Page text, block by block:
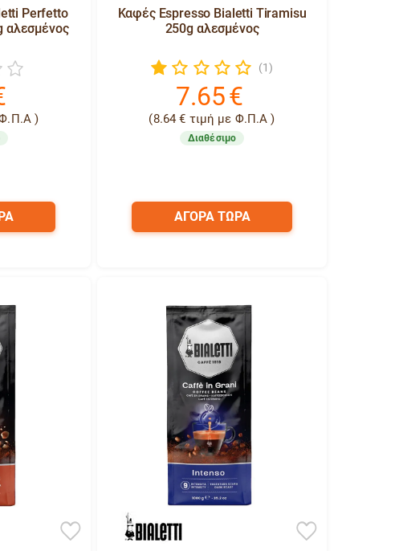
Perfetto
αλεσμένος
)
Καφές Espresso Bialetti Tiramisu
250g αλεσμένος
(1)
7.65€
(8.64 € τιμή με Φ.Π.Α )
Διαθέσιμο
ΑΓΟΡΑ ΤΩΡΑ